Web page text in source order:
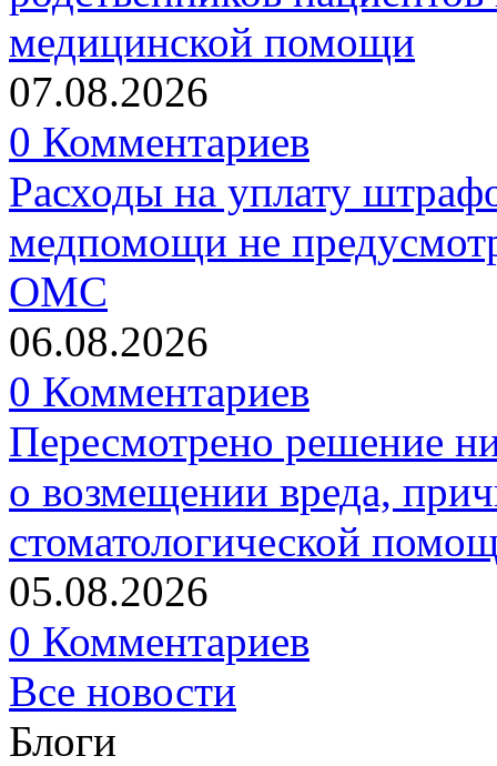
медицинской помощи
07.08.2026
0 Комментариев
Расходы на уплату
медпомощи не
ОМС
06.08.2026
0 Комментариев
Пересмотрено решение
о возмещении вреда,
стоматологической
05.08.2026
0 Комментариев
Все новости
Блоги